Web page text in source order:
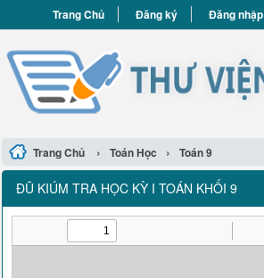
Trang Chủ Đăng ký Đăng nhập
Trang Chủ › Toán Học › Toán 9
ĐŨ KIÚM TRA HỌC KỲ I TOÁN KHỐI 9